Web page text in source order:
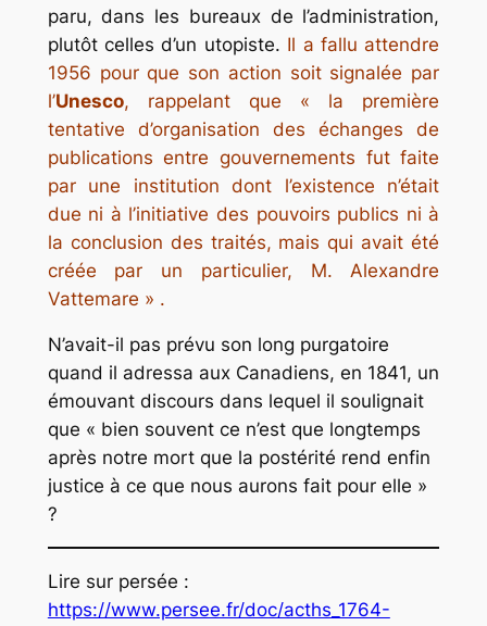
paru, dans les bureaux de l’administration,
plutôt celles d’un utopiste. Il a fallu attendre
1956 pour que son action soit signalée par
l’Unesco, rappelant que « la première
tentative d’organisation des échanges de
publications entre gouvernements fut faite
par une institution dont l’existence n’était
due ni à l’initiative des pouvoirs publics ni à
la conclusion des traités, mais qui avait été
créée par un particulier, M. Alexandre
Vattemare » .
N’avait-il pas prévu son long purgatoire
quand il adressa aux Canadiens, en 1841, un
émouvant discours dans lequel il soulignait
que « bien souvent ce n’est que longtemps
après notre mort que la postérité rend enfin
justice à ce que nous aurons fait pour elle »
?
Lire sur persée :
https://www.persee.fr/doc/acths_1764-